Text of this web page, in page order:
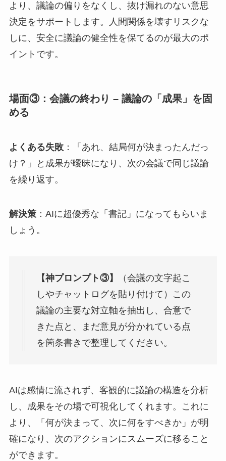
より、議論の偏りをなくし、抜け漏れのない意思
決定をサポートします。人間関係を壊すリスクな
しに、安全に議論の健全性を保てるのが最大のポ
イントです。
場面③：会議の終わり – 議論の「成果」を固
める
よくある失敗：「あれ、結局何が決まったんだっ
け？」と成果が曖昧になり、次の会議で同じ議論
を繰り返す。
解決策：AIに超優秀な「書記」になってもらいま
しょう。
【神プロンプト③】
（会議の文字起こ
しやチャットログを貼り付けて）この
議論の主要な対立軸を抽出し、合意で
きた点と、まだ意見が分かれている点
を箇条書きで整理してください。
AIは感情に流されず、客観的に議論の構造を分析
し、成果をその場で可視化してくれます。これに
より、「何が決まって、次に何をすべきか」が明
確になり、次のアクションにスムーズに移ること
ができます。